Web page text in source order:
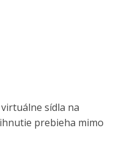
sídla na
prebieha mimo